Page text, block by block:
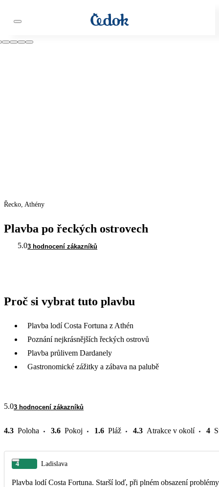
Řecko, Athény
Plavba po řeckých ostrovech
5.03 hodnocení zákazníků
Proč si vybrat tuto plavbu
Plavba lodí Costa Fortuna z Athén
Poznání nejkrásnějších řeckých ostrovů
Plavba průlivem Dardanely
Gastronomické zážitky a zábava na palubě
5.03 hodnocení zákazníků
4.3 Poloha 3.6 Pokoj 1.6 Pláž 4.3 Atrakce v okolí 4
4 Ladislava
Plavba lodí Costa Fortuna. Starší loď, při plném obsazení